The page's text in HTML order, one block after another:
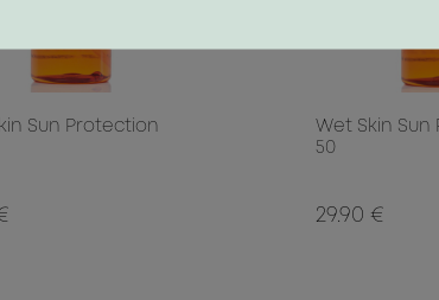
Sun Protection
Wet Skin Sun
50
29.90 €